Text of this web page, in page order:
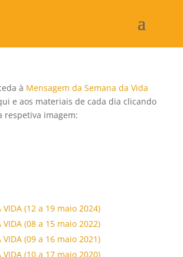
à Mensagem da Semana da Vida
e aos materiais de cada dia clicando
respetiva imagem:
VIDA (12 a 19 maio 2024)
VIDA (08 a 15 maio 2022)
VIDA (09 a 16 maio 2021)
VIDA (10 a 17 maio 2020)